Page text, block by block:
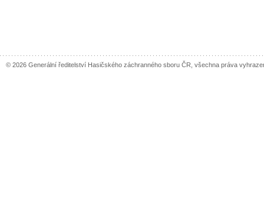
© 2026 Generální ředitelství Hasičského záchranného sboru ČR, všechna práva